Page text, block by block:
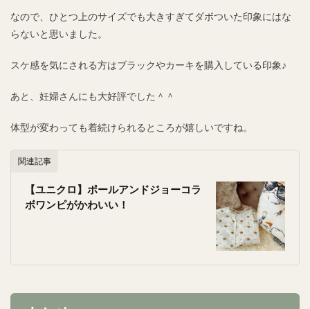
なので、ひとつ上のサイズでも大きすぎてダボついた印象にはな
らないと思いました。
スケ感を気にされる方はブラックやカーキを購入している印象♪
あと、妊婦さんにも大好評でした＾＾
体型が変わっても着続けられるところが嬉しいですね。
関連記事
【ユニクロ】ポールアンドジョーコラ
ボワンピがかわいい！